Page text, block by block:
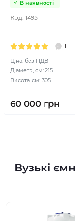
Код: 1495
В наявності
1
Ціна: без ПДВ
Діаметр, см: 215
Висота, см: 305
60 000 грн
Вузькі